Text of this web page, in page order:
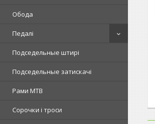
Обода
Педалі
Подседельные штирі
Подседельные затискачі
Рами MTB
Сорочки і троси